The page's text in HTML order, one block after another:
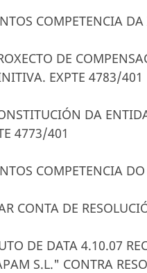
COMPETENCIA
DE
EXPTE 4783/401
DA
4773/401
COMPETENCIA
CONTA DE
DE DATA 4.10.07
S.L." CONTRA